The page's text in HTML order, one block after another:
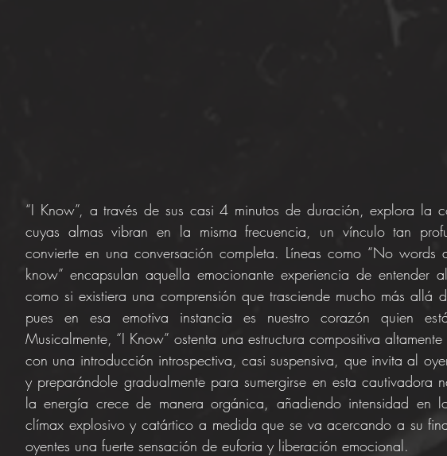
“I Know”, a través de sus casi 4 minutos de duración, explora la
cuyas almas vibran en la misma frecuencia, un vínculo tan
convierte en una conversación completa. Líneas como “No words
know” encapsulan aquella emocionante experiencia de entender
como si existiera una comprensión que trasciende mucho más allá
pues en esa emotiva instancia es nuestro corazón quien
Musicalmente, “I Know” ostenta una estructura compositiva
con una introducción introspectiva, casi suspensiva, que invita al
y preparándole gradualmente para sumergirse en esta cautivadora
la energía crece de manera orgánica, añadiendo intensidad en
clímax explosivo y catártico a medida que se va acercando a su
oyentes una fuerte sensación de euforia y liberación emocional.